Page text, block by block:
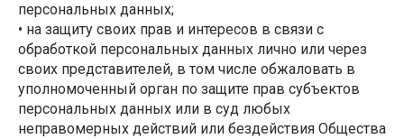
персональных данных;
• на защиту своих прав и интересов в связи с
обработкой персональных данных лично или через
своих представителей, в том числе обжаловать в
уполномоченный орган по защите прав субъектов
персональных данных или в суд любых
неправомерных действий или бездействия Общества